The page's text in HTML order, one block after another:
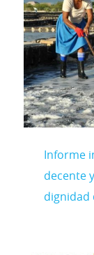
Informe
decente
dignidad